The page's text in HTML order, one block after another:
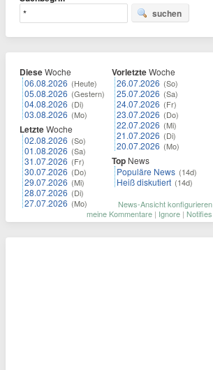
suchen
DieseWoche
06.08.2026 (Heute)
05.08.2026 (Gestern)
04.08.2026 (Di)
03.08.2026 (Mo)
LetzteWoche
02.08.2026 (So)
01.08.2026 (Sa)
31.07.2026 (Fr)
30.07.2026 (Do)
29.07.2026 (Mi)
28.07.2026 (Di)
27.07.2026 (Mo)
VorletzteWoche
26.07.2026 (So)
25.07.2026 (Sa)
24.07.2026 (Fr)
23.07.2026 (Do)
22.07.2026 (Mi)
21.07.2026 (Di)
20.07.2026 (Mo)
Top News
Populäre News (14d)
Heiß diskutiert (14d)
News-Ansicht konfigurieren
meine Kommentare | Ignore | Notifies